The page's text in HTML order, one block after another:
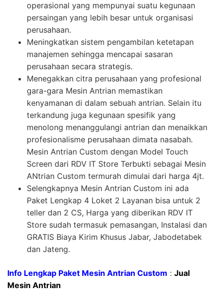
operasional yang mempunyai suatu kegunaan
persaingan yang lebih besar untuk organisasi
perusahaan.
Meningkatkan sistem pengambilan ketetapan
manajemen sehingga mencapai sasaran
perusahaan secara strategis.
Menegakkan citra perusahaan yang profesional
gara-gara Mesin Antrian memastikan
kenyamanan di dalam sebuah antrian. Selain itu
terkandung juga kegunaan spesifik yang
menolong menanggulangi antrian dan menaikkan
profesionalisme perusahaan dimata nasabah.
Mesin Antrian Custom dengan Model Touch
Screen dari RDV IT Store Terbukti sebagai Mesin
ANtrian Custom termurah dimulai dari harga 4jt.
Selengkapnya Mesin Antrian Custom ini ada
Paket Lengkap 4 Loket 2 Layanan bisa untuk 2
teller dan 2 CS, Harga yang diberikan RDV IT
Store sudah termasuk pemasangan, Instalasi dan
GRATIS Biaya Kirim Khusus Jabar, Jabodetabek
dan Jateng.
Info Lengkap Paket Mesin Antrian Custom : Jual
Mesin Antrian